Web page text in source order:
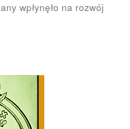
wpłynęło na rozwój